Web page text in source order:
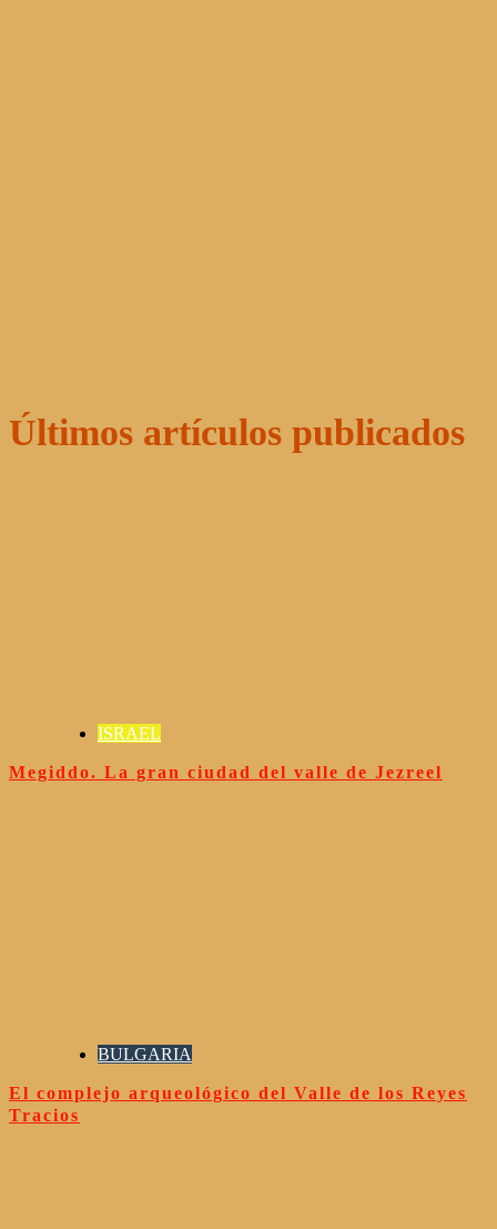
Últimos artículos publicados
ISRAEL
Megiddo. La gran ciudad del valle de Jezreel
BULGARIA
El complejo arqueológico del Valle de los Reyes
Tracios